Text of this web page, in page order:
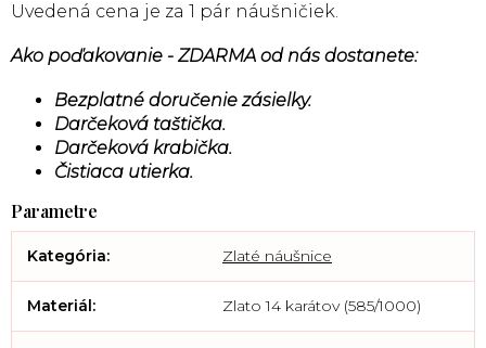
Uvedená cena je za 1 pár náušničiek.
Ako poďakovanie - ZDARMA od nás dostanete:
Bezplatné doručenie zásielky.
Darčeková taštička.
Darčeková krabička.
Čistiaca utierka.
Kategória: Zlaté náušnice
Materiál: Zlato 14 karátov (585/1000)